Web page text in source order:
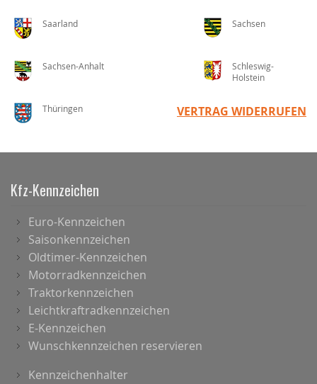
Saarland Sachsen
Sachsen-Anhalt
Schleswig-
Holstein
Thüringen VERTRAG WIDERRUFEN
Kfz-Kennzeichen
Euro-Kennzeichen
Saisonkennzeichen
Oldtimer-Kennzeichen
Motorradkennzeichen
Traktorkennzeichen
Leichtkraftradkennzeichen
E-Kennzeichen
Wunschkennzeichen reservieren
Kennzeichenhalter